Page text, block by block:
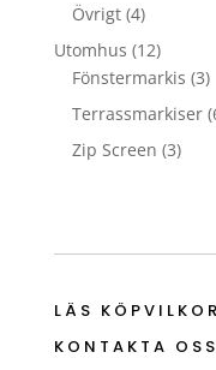
Övrigt (4)
Utomhus (12)
Fönstermarkis (3)
Terrassmarkiser
Zip Screen (3)
LÄS
KONTAKTA